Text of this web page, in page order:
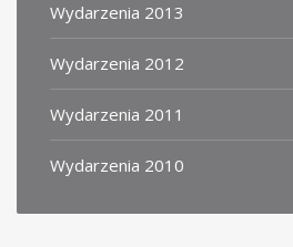
Wydarzenia 2013
Wydarzenia 2012
Wydarzenia 2011
Wydarzenia 2010